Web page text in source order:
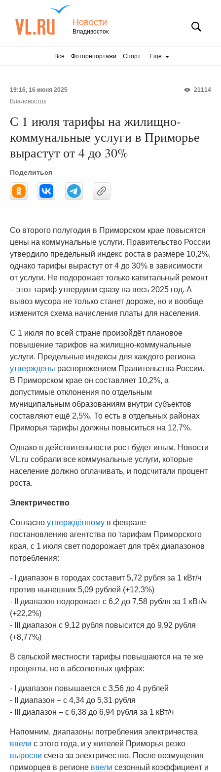
Новости
Владивосток
Все Фоторепортажи Спорт Еще
21114
19:16, 16 июня 2025
Владивосток
С 1 июля тарифы на жилищно-
коммунальные услуги в Приморье
вырастут от 4 до 30%
Поделиться
Со второго полугодия в Приморском крае повысятся
цены на коммунальные услуги. Правительство России
утвердило предельный индекс роста в размере 10,2%,
однако тарифы вырастут от 4 до 30% в зависимости
от услуги. Не подорожает только капитальный ремонт
– этот тариф утвердили сразу на весь 2025 год. А
вывоз мусора не только станет дороже, но и вообще
изменится схема начисления платы для населения.
С 1 июля по всей стране произойдёт плановое
повышение тарифов на жилищно-коммунальные
услуги. Предельные индексы для каждого региона
утверждены распоряжением Правительства России.
В Приморском крае он составляет 10,2%, а
допустимые отклонения по отдельным
муниципальным образованиям внутри субъектов
составляют ещё 2,5%. То есть в отдельных районах
Приморья тарифы должны повыситься на 12,7%.
Однако в действительности рост будет иным. Новости
VL.ru собрали все коммунальные услуги, которые
население должно оплачивать, и подсчитали процент
роста.
Электричество
Согласно утверждённому в феврале
постановлению агентства по тарифам Приморского
края, с 1 июля свет подорожает для трёх диапазонов
потребления:
- I диапазон в городах составит 5,72 рубля за 1 кВт/ч
против нынешних 5,09 рублей (+12,3%)
- II диапазон подорожает с 6,2 до 7,58 рубля за 1 кВт/ч
(+22,2%)
- III диапазон с 9,12 рубля повысится до 9,92 рубля
(+8,77%)
В сельской местности тарифы повышаются на те же
проценты, но в абсолютных цифрах:
- I диапазон повышается с 3,56 до 4 рублей
- II диапазон – с 4,34 до 5,31 рубля
- III диапазон – с 6,38 до 6,94 рубля за 1 кВт/ч
Напомним, диапазоны потребления электричества
ввели с этого года, и у жителей Приморья резко
выросли счета за электричество. После возмущения
приморцев в регионе ввели сезонный коэффициент и